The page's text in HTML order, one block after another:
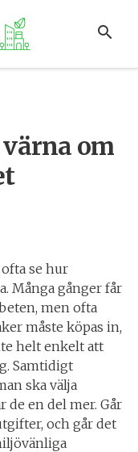
SEARCH
om
se hur
Många gånger får
men ofta
måste köpas in,
helt enkelt att
Samtidigt
ska välja
de en del mer. Går
och går det